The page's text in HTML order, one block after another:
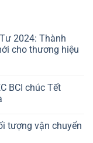
2024: Thành
cho thương hiệu
BCI chúc Tết
tượng vận chuyển